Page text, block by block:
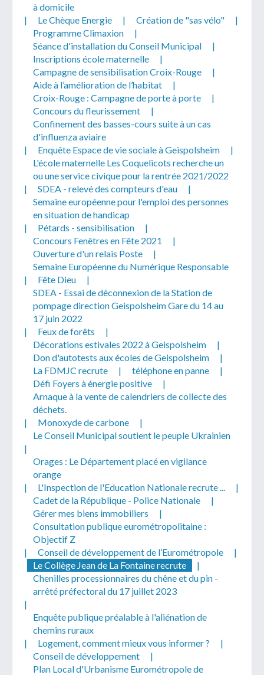
à domicile
|
Le Chèque Energie | Création de "sas vélo"
|
Programme Climaxion
|
Séance d'installation du Conseil Municipal
|
Inscriptions école maternelle
|
Campagne de sensibilisation Croix-Rouge
|
Aide à l’amélioration de l’habitat
|
Croix-Rouge : Campagne de porte à porte
|
Concours du fleurissement
|
Confinement des basses-cours suite à un cas
d'influenza aviaire
|
Enquête Espace de vie sociale à Geispolsheim
|
L'école maternelle Les Coquelicots recherche un
ou une service civique pour la rentrée 2021/2022
|
SDEA - relevé des compteurs d'eau
|
Semaine européenne pour l'emploi des personnes
en situation de handicap
|
Pétards - sensibilisation
|
Concours Fenêtres en Fête 2021
|
Ouverture d'un relais Poste
|
Semaine Européenne du Numérique Responsable
|
Fête Dieu
|
SDEA - Essai de déconnexion de la Station de
pompage direction Geispolsheim Gare du 14 au
17 juin 2022
|
Feux de forêts
|
Décorations estivales 2022 à Geispolsheim
|
Don d'autotests aux écoles de Geispolsheim
|
La FDMJC recrute
| téléphone en panne
|
Défi Foyers à énergie positive
|
Arnaque à la vente de calendriers de collecte des
déchets.
|
Monoxyde de carbone
|
Le Conseil Municipal soutient le peuple Ukrainien
|
Orages : Le Département placé en vigilance
orange
|
L'Inspection de l'Education Nationale recrute ...
|
Cadet de la République - Police Nationale
|
Gérer mes biens immobiliers
|
Consultation publique eurométropolitaine :
Objectif Z
|
Conseil de développement de l’Eurométropole
|
Le Collège Jean de La Fontaine recrute
|
Chenilles processionnaires du chêne et du pin -
arrêté préfectoral du 17 juillet 2023
|
Enquête publique préalable à l'aliénation de
chemins ruraux
|
Logement, comment mieux vous informer ?
|
Conseil de développement
|
Plan Local d'Urbanisme Eurométropole de